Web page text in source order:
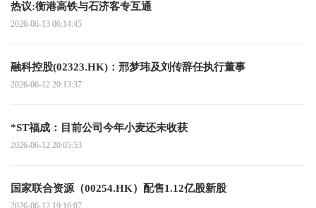
热议:衡港高铁与石济客专互通
2026-06-13 06:14:45
融科控股(02323.HK)：邢梦玮及刘传辞任执行董事
2026-06-12 20:13:37
*ST福成：目前公司今年小麦还未收获
2026-06-12 20:05:53
国家联合资源（00254.HK）配售1.12亿股新股
2026-06-12 19:16:07